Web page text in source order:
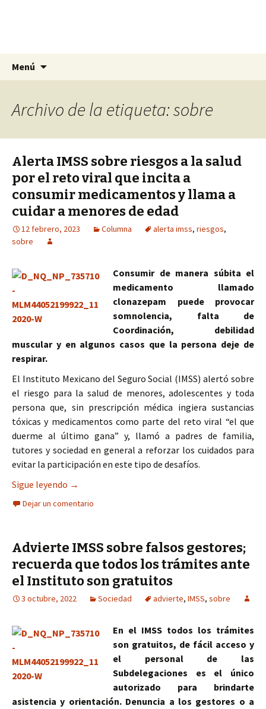
La Yunta de Tepic
La nueva opción en información
Menú
Archivo de la etiqueta: sobre
Alerta IMSS sobre riesgos a la salud
por el reto viral que incita a
consumir medicamentos y llama a
cuidar a menores de edad
12 febrero, 2023 Columna alerta imss, riesgos,
sobre
Consumir de manera súbita el
medicamento llamado
clonazepam puede provocar
somnolencia, falta de
Coordinación, debilidad
muscular y en algunos casos que la persona deje de
respirar.
El Instituto Mexicano del Seguro Social (IMSS) alertó sobre
el riesgo para la salud de menores, adolescentes y toda
persona que, sin prescripción médica ingiera sustancias
tóxicas y medicamentos como parte del reto viral “el que
duerme al último gana” y, llamó a padres de familia,
tutores y sociedad en general a reforzar los cuidados para
evitar la participación en este tipo de desafíos.
Sigue leyendo Alerta IMSS sobre riesgos a la salud por el reto
→
Dejar un comentario
Advierte IMSS sobre falsos gestores;
recuerda que todos los trámites ante
el Instituto son gratuitos
3 octubre, 2022 Sociedad advierte, IMSS, sobre
En el IMSS todos los trámites
son gratuitos, de fácil acceso y
el personal de las
Subdelegaciones es el único
autorizado para brindarte
asistencia y orientación. Denuncia a los gestores o a